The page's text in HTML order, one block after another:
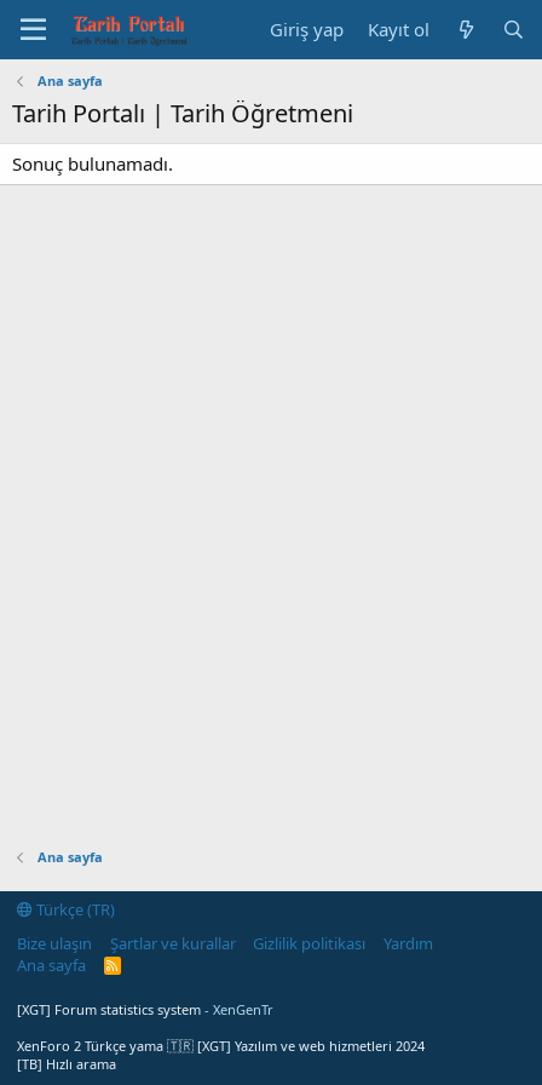
Giriş yap Kayıt ol
Ana sayfa
Tarih Portalı | Tarih Öğretmeni
Sonuç bulunamadı.
Ana sayfa
Türkçe (TR)
Bize ulaşın
Şartlar ve kurallar Gizlilik politikası
Yardım
Ana sayfa
R
[XGT] Forum statistics system - XenGenTr
XenForo 2 Türkçe yama 🇹🇷 [XGT] Yazılım ve web hizmetleri 2024
[TB] Hızlı arama